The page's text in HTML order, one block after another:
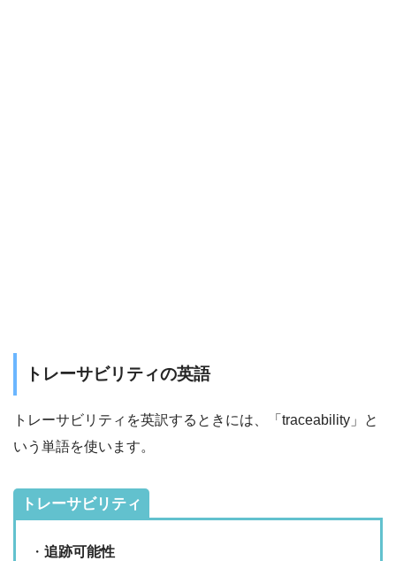
トレーサビリティの英語
トレーサビリティを英訳するときには、「traceability」と
いう単語を使います。
トレーサビリティ
・ 追跡可能性